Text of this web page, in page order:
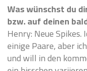
Was wünschst du
bzw. auf deinen
Henry: Neue Spikes.
einige Paare, aber
und will in den